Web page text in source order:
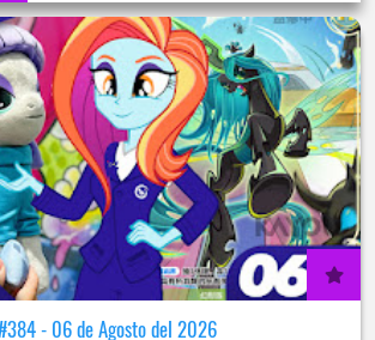
- 06 de Agosto del 2026